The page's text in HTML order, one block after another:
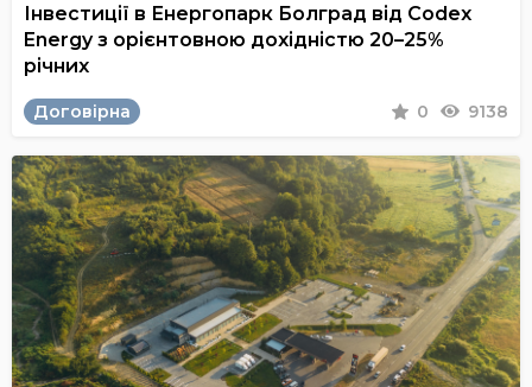
Інвестиції в Енергопарк Болград від Codex
Energy з орієнтовною дохідністю 20–25%
річних
Договірна 0 9138